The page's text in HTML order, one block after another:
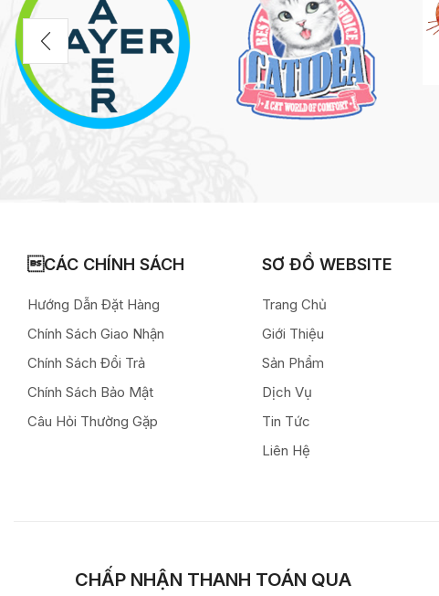
CÁC CHÍNH SÁCH
Hướng Dẫn Đặt Hàng
Chính Sách Giao Nhận
Chính Sách Đổi Trả
Chính Sách Bảo Mật
Câu Hỏi Thường Gặp
SƠ ĐỒ WEBSITE
Trang Chủ
Giới Thiệu
Sản Phẩm
Dịch Vụ
Tin Tức
Liên Hệ
CHẤP NHẬN THANH TOÁN QUA